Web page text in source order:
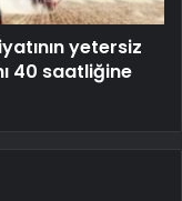
yetersiz
40 saatliğine